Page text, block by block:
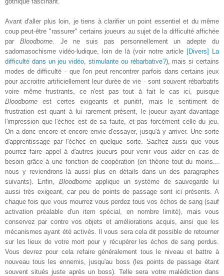
Avant d'aller plus loin, je tiens à clarifier un point essentiel et du même
coup peut-être "rassurer" certains joueurs au sujet de la difficulté affichée
par Bloodborne. Je ne suis pas personnellement un adepte du
sadomasochisme vidéo-ludique, loin de là (voir notre article [Divers] La
difficulté dans un jeu vidéo, stimulante ou rébarbative?), mais si certains
modes de difficulté - que l'on peut rencontrer parfois dans certains jeux
pour accroitre artificiellement leur durée de vie - sont souvent rébarbatifs
voire même frustrants, ce n'est pas tout à fait le cas ici, puisque
Bloodborne est certes exigeants et punitif, mais le sentiment de
frustration est quant à lui rarement présent, le joueur ayant davantage
l'impression que l'échec est de sa faute, et pas forcément celle du jeu.
On a donc encore et encore envie d'essayer, jusqu'à y arriver. Une sorte
d'apprentissage par l'échec en quelque sorte. Sachez aussi que vous
pourrez faire appel à d'autres joueurs pour venir vous aider en cas de
besoin grâce à une fonction de coopération (en théorie tout du moins...
nous y reviendrons là aussi plus en détails dans un des paragraphes
suivants). Enfin, Bloodborneapplique un système de sauvegarde lui
aussi très exigeant, car peu de points de passage sont ici présents. A
chaque fois que vous mourrez vous perdez tous vos échos de sang (sauf
activation préalable d'un item spécial, en nombre limité), mais vous
conservez par contre vos objets et améliorations acquis, ainsi que les
mécanismes ayant été activés. Il vous sera cela dit possible de retourner
sur les lieux de votre mort pour y récupérer les échos de sang perdus.
Vous devrez pour cela refaire généralement tous le niveau et battre à
nouveau tous les ennemis, jusqu'au boss (les points de passage étant
souvent situés juste après un boss). Telle sera votre malédiction dans